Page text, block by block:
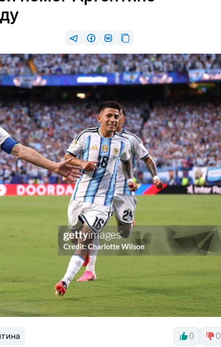
0 0